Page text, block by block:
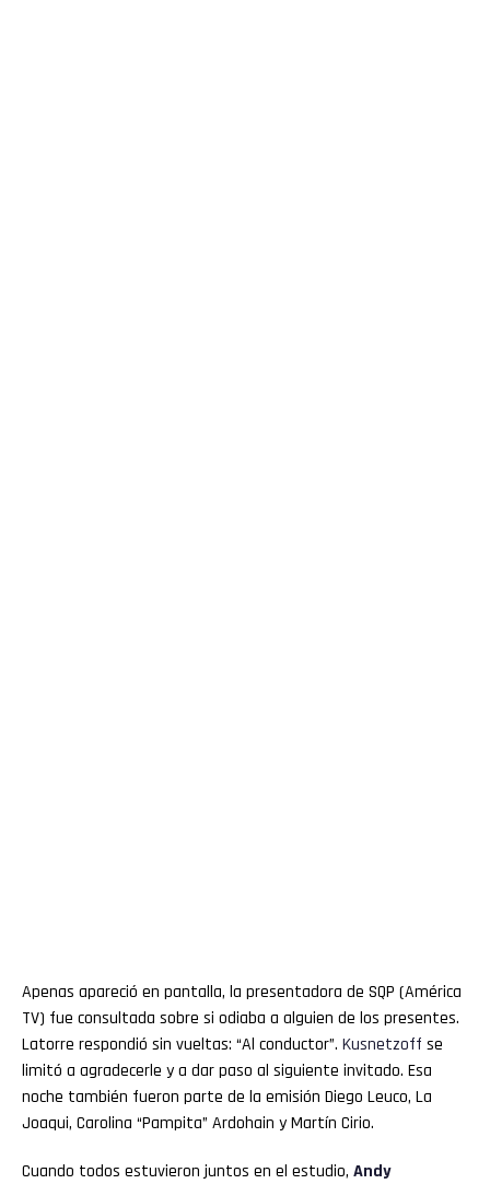
Apenas apareció en pantalla, la presentadora de SQP (América
TV) fue consultada sobre si odiaba a alguien de los presentes.
Latorre respondió sin vueltas: “Al conductor”. Kusnetzoff se
limitó a agradecerle y a dar paso al siguiente invitado. Esa
noche también fueron parte de la emisión Diego Leuco, La
Joaqui, Carolina “Pampita” Ardohain y Martín Cirio.
Cuando todos estuvieron juntos en el estudio, Andy